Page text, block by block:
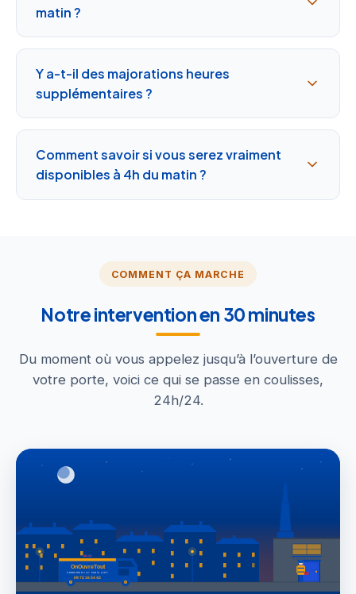
matin ?
Y a-t-il des majorations heures
supplémentaires ?
Comment savoir si vous serez vraiment
disponibles à 4h du matin ?
COMMENT ÇA MARCHE
Notre intervention en 30 minutes
Du moment où vous appelez jusqu’à l’ouverture de
votre porte, voici ce qui se passe en coulisses,
24h/24.